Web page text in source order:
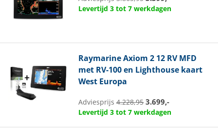
Levertijd 3 tot 7 werkdagen
RaymarineAxiom 2 12 RV MFD
met RV-100 en Lighthouse kaart
West Europa
Adviesprijs4.228,95 3.699,-
Levertijd 3 tot 7 werkdagen